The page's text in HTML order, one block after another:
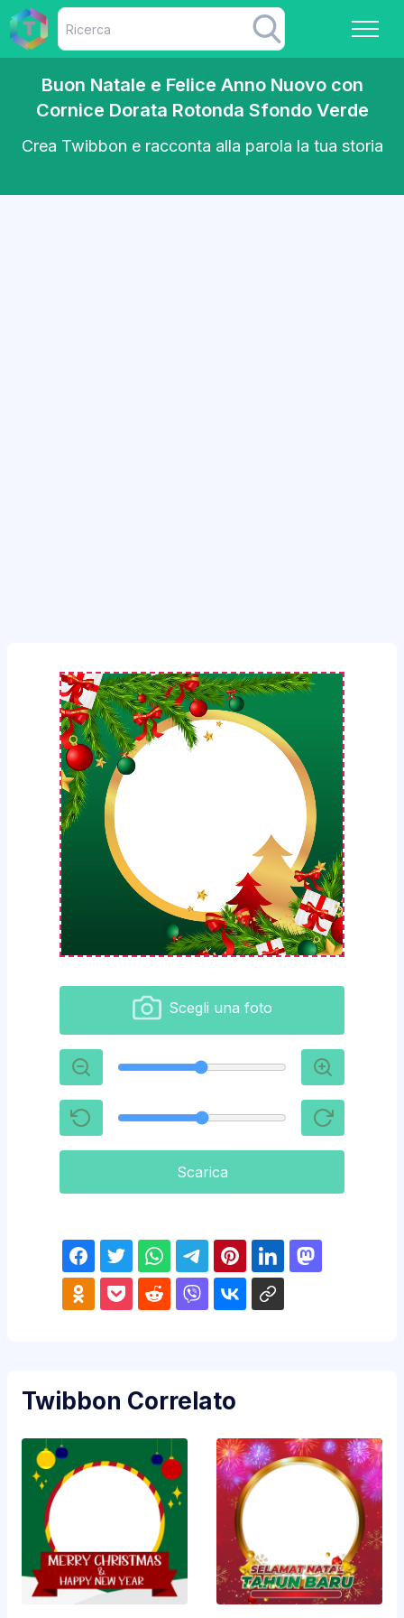
Buon Natale e Felice Anno Nuovo con
Cornice Dorata Rotonda Sfondo Verde
Crea Twibbon e racconta alla parola la tua storia
Scegli una foto
Scarica
Twibbon Correlato